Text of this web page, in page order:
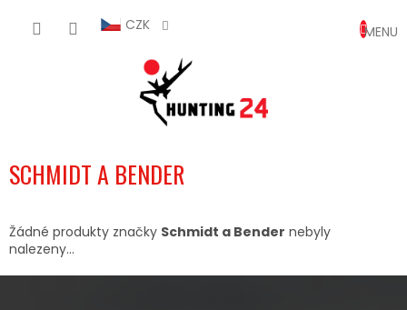
CZK
KOŠÍK
SCHMIDT A BENDER
Žádné produkty značky Schmidt a Bender nebyly
nalezeny...